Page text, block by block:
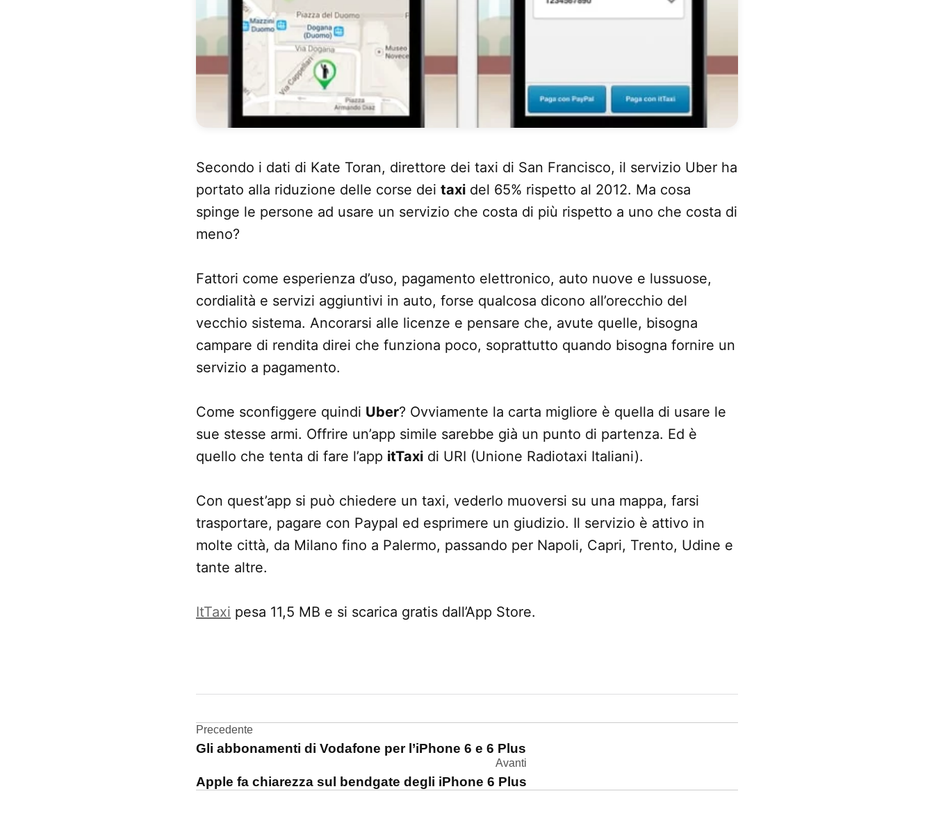
Secondo i dati di Kate Toran, direttore dei taxi di San Francisco, il servizio Uber ha
portato alla riduzione delle corse dei taxi del 65% rispetto al 2012. Ma cosa
spinge le persone ad usare un servizio che costa di più rispetto a uno che costa di
meno?
Fattori come esperienza d’uso, pagamento elettronico, auto nuove e lussuose,
cordialità e servizi aggiuntivi in auto, forse qualcosa dicono all’orecchio del
vecchio sistema. Ancorarsi alle licenze e pensare che, avute quelle, bisogna
campare di rendita direi che funziona poco, soprattutto quando bisogna fornire un
servizio a pagamento.
Come sconfiggere quindi Uber? Ovviamente la carta migliore è quella di usare le
sue stesse armi. Offrire un’app simile sarebbe già un punto di partenza. Ed è
quello che tenta di fare l’app itTaxi di URI (Unione Radiotaxi Italiani).
Con quest’app si può chiedere un taxi, vederlo muoversi su una mappa, farsi
trasportare, pagare con Paypal ed esprimere un giudizio. Il servizio è attivo in
molte città, da Milano fino a Palermo, passando per Napoli, Capri, Trento, Udine e
tante altre.
ItTaxi pesa 11,5 MB e si scarica gratis dall’App Store.
Store
Navigazione
Precedente
Gli abbonamenti di Vodafone per l’iPhone 6 e 6 Plus
Avanti
Apple fa chiarezza sul bendgate degli iPhone 6 Plus